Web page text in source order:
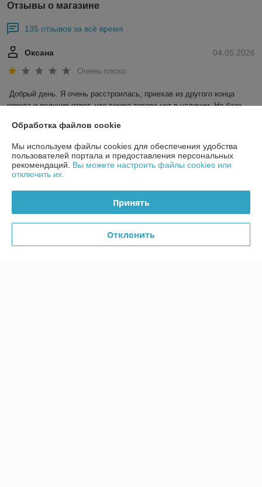
Отзывы о магазине
135 отзывов за всё время
04.05.2026
Оксана
Очень плохо
Добрый день. Я очень расстроилась, приехав из другого конца
города и получив ответ, что такого товара нет в наличии. На базе
был подтвержден, а товара в наличии не оказалось. Больше никогда
Покупатель
Отлично
Сделка подтверждена через корзину
Обработка файлов cookie
Мы используем файлы cookies для обеспечения удобства
пользователей портала и предоставления персональных
рекомендаций. Вы можете настроить файлы cookies или
отключить их.
Принять
Отклонить